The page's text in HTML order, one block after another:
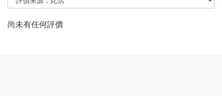
尚未有任何評價